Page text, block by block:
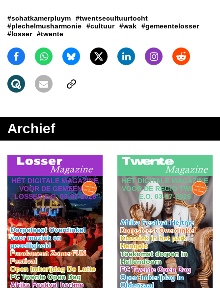
#schatkamerpluym
#twentsecultuurtocht
#plechelmusharmonie
#cultuur #wak
#gemeentelosser
#losser
#twente
Archief
HÈT DIGITALE MAGAZINE
VOOR DE GEMEENTE
LOSSER E.O. 03-07-2026
Dorpsfeest Overdinkel
voor muziek en
gezelligheid
Fundament ZomerFUN
Festival
Open Imkerijdag De Lutte
FC Twente Open Dag
Afrika Festival hertme
HÈT DIGITALE MAGAZINE
VOOR DE REGIO TWENTE
E.O. 03-07-2026
Afrika Festival Hertme
Dorpsfeest Overdinkel
Klassiek in het park
Hengelo
Toekomst dorpen in
Hellendoorn
FC Twente Open Dag
Open Imkerijdag in
Oldenzaal